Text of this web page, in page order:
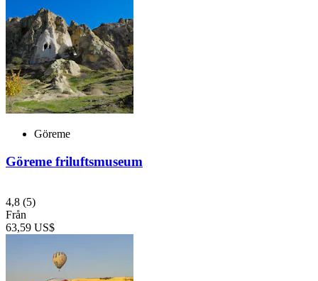
Göreme
Göreme friluftsmuseum
4,8 (5)
Från
63,59 US$